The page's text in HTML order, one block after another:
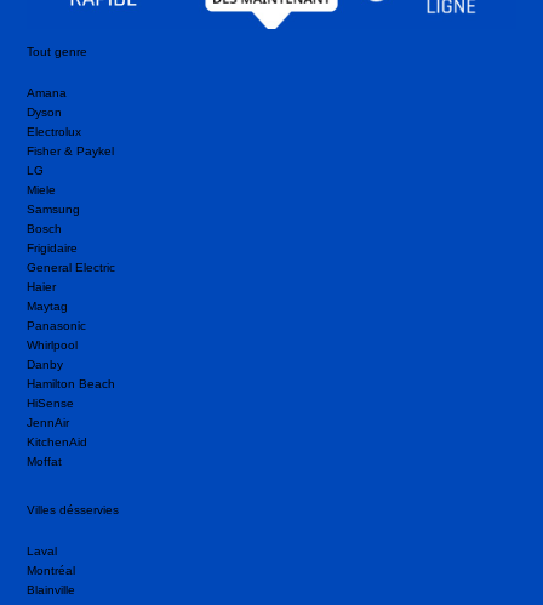
Tout genre
Amana
Dyson
Electrolux
Fisher & Paykel
LG
Miele
Samsung
Bosch
Frigidaire
General Electric
Haier
Maytag
Panasonic
Whirlpool
Danby
Hamilton Beach
HiSense
JennAir
KitchenAid
Moffat
Villes désservies
Laval
Montréal
Blainville